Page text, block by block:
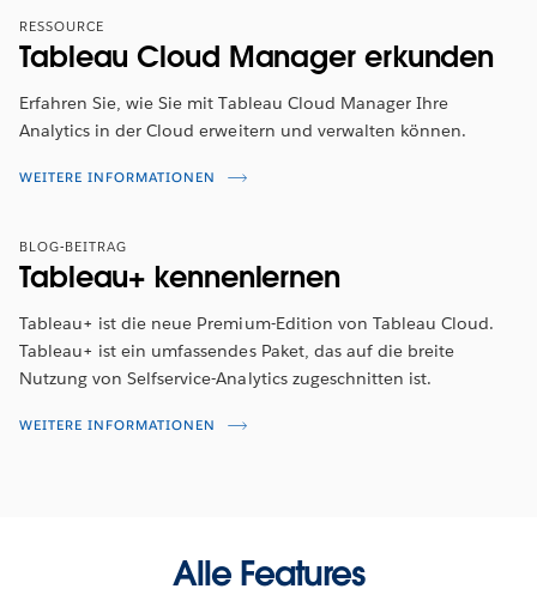
RESSOURCE
Tableau Cloud Manager erkunden
Erfahren Sie, wie Sie mit Tableau Cloud Manager Ihre
Analytics in der Cloud erweitern und verwalten können.
WEITERE INFORMATIONEN
BLOG-BEITRAG
Tableau+ kennenlernen
Tableau+ ist die neue Premium-Edition von Tableau Cloud.
Tableau+ ist ein umfassendes Paket, das auf die breite
Nutzung von Selfservice-Analytics zugeschnitten ist.
WEITERE INFORMATIONEN
Alle Features